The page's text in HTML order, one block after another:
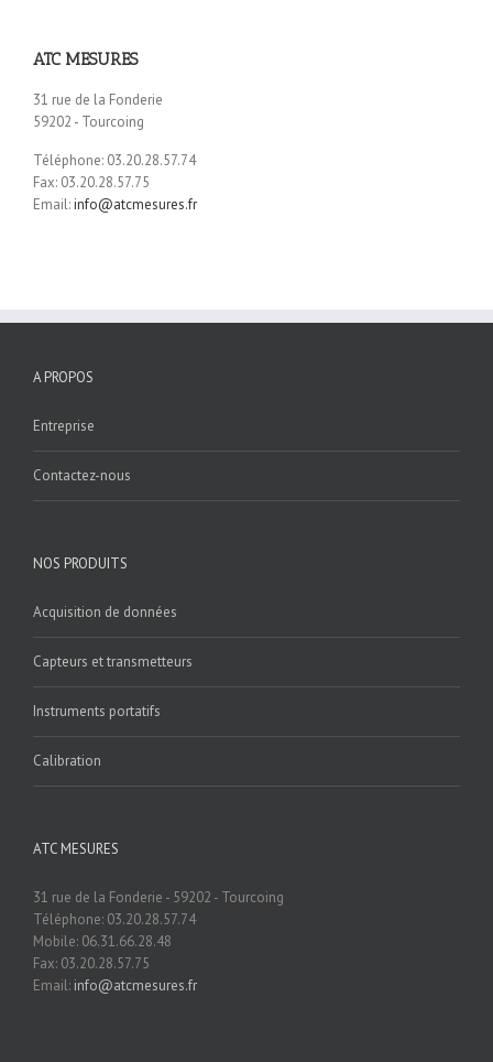
ATC MESURES
31 rue de la Fonderie
59202 - Tourcoing
Téléphone: 03.20.28.57.74
Fax: 03.20.28.57.75
Email:info@atcmesures.fr
A PROPOS
Entreprise
Contactez-nous
NOS PRODUITS
Acquisition de données
Capteurs et transmetteurs
Instruments portatifs
Calibration
ATC MESURES
31 rue de la Fonderie - 59202 - Tourcoing
Téléphone: 03.20.28.57.74
Mobile: 06.31.66.28.48
Fax: 03.20.28.57.75
Email: info@atcmesures.fr